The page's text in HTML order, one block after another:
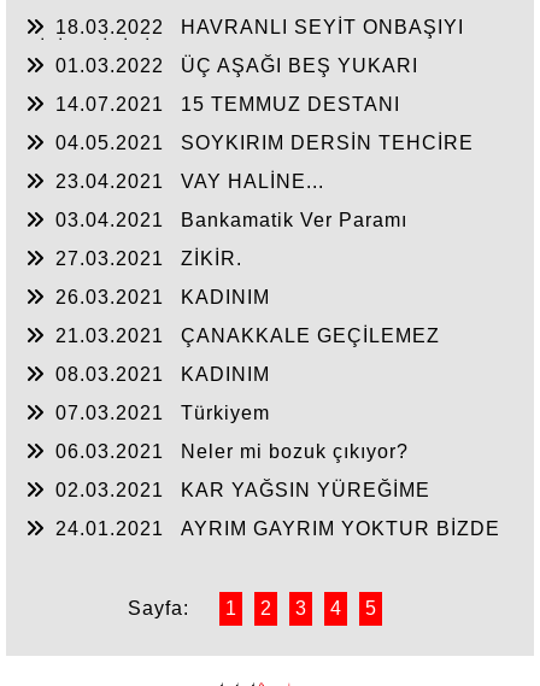
18.03.2022
HAVRANLI SEYİT ONBAŞIYI
01.03.2022
ÜÇ AŞAĞI BEŞ YUKARI
14.07.2021
15 TEMMUZ DESTANI
04.05.2021
SOYKIRIM DERSİN TEHCİRE
23.04.2021
VAY HALİNE...
03.04.2021
Bankamatik Ver Paramı
27.03.2021
ZİKİR.
26.03.2021
KADINIM
21.03.2021
ÇANAKKALE GEÇİLEMEZ
08.03.2021
KADINIM
07.03.2021
Türkiyem
06.03.2021
Neler mi bozuk çıkıyor?
02.03.2021
KAR YAĞSIN YÜREĞİME
24.01.2021
AYRIM GAYRIM YOKTUR BİZDE
Sayfa: 1 2 3 4 5